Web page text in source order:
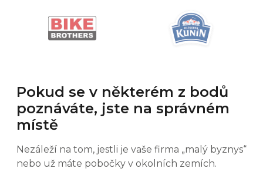
Pokud se v některém z bodů
poznáváte, jste na správném
místě
Nezáleží na tom, jestli je vaše firma „malý byznys“
nebo už máte pobočky v okolních zemích.